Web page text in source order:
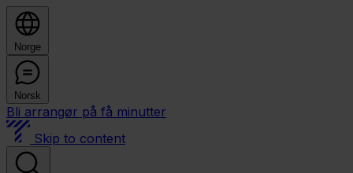
Norge
Norsk
Bli arrangør på få minutter
Skip to content